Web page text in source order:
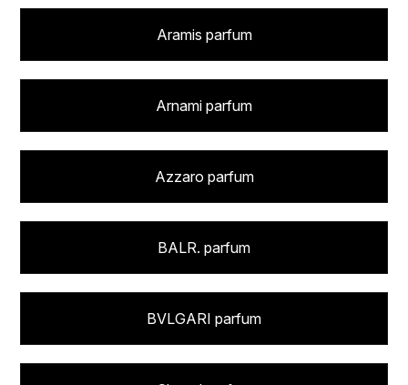
Aramis parfum
Arnami parfum
Azzaro parfum
BALR. parfum
BVLGARI parfum